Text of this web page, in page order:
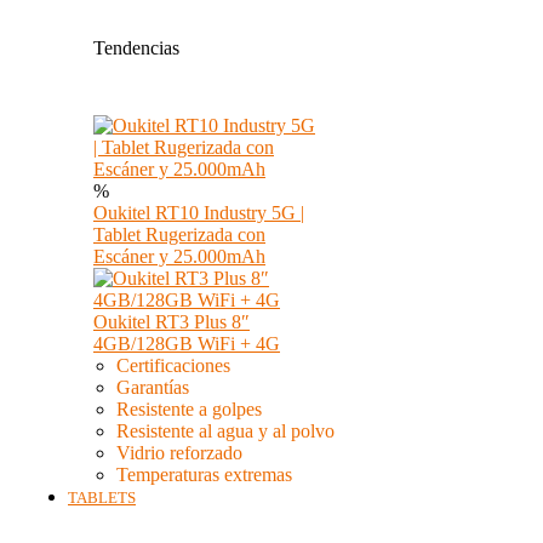
Tendencias
%
Oukitel RT10 Industry 5G |
Tablet Rugerizada con
Escáner y 25.000mAh
Oukitel RT3 Plus 8″
4GB/128GB WiFi + 4G
Certificaciones
Garantías
Resistente a golpes
Resistente al agua y al polvo
Vidrio reforzado
Temperaturas extremas
TABLETS